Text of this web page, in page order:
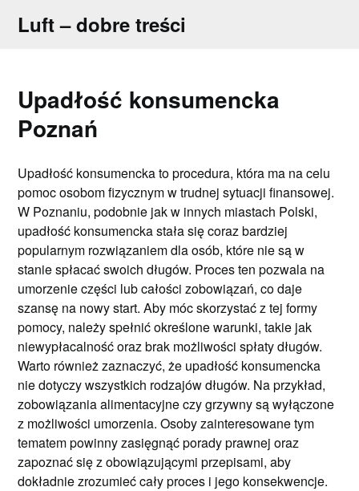
Luft – dobre treści
Upadłość konsumencka
Poznań
Upadłość konsumencka to procedura, która ma na celu
pomoc osobom fizycznym w trudnej sytuacji finansowej.
W Poznaniu, podobnie jak w innych miastach Polski,
upadłość konsumencka stała się coraz bardziej
popularnym rozwiązaniem dla osób, które nie są w
stanie spłacać swoich długów. Proces ten pozwala na
umorzenie części lub całości zobowiązań, co daje
szansę na nowy start. Aby móc skorzystać z tej formy
pomocy, należy spełnić określone warunki, takie jak
niewypłacalność oraz brak możliwości spłaty długów.
Warto również zaznaczyć, że upadłość konsumencka
nie dotyczy wszystkich rodzajów długów. Na przykład,
zobowiązania alimentacyjne czy grzywny są wyłączone
z możliwości umorzenia. Osoby zainteresowane tym
tematem powinny zasięgnąć porady prawnej oraz
zapoznać się z obowiązującymi przepisami, aby
dokładnie zrozumieć cały proces i jego konsekwencje.